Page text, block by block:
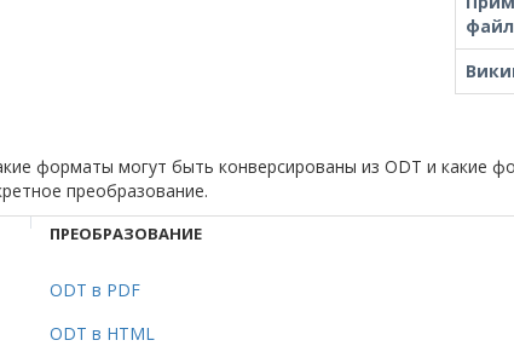
форматы могут быть конверсированы из ODT и какие
преобразование.
ПРЕОБРАЗОВАНИЕ
ODT в PDF
ODT в HTML